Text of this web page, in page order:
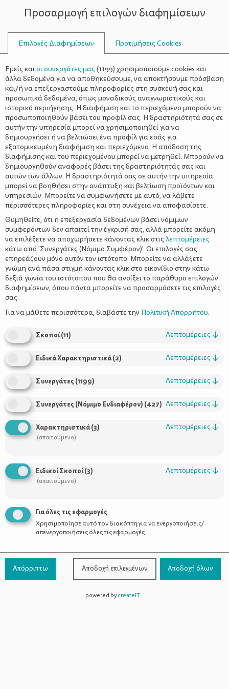
ΣΥΜΒΟΥΛΟΙ
ΑΝΤΙΒΊΩΣΗ
Γαστρεντερίτιδα: Μεταδοτική και
εξαντλητική.
Χρήσιμοι Σύνδεσμοι
Προϊόντα
Επικοινωνία
800-1199-800(από σταθερό,
χωρίς χρέωση)
Προσαρμογή επιλογών διαφημίσεων
Επιλογές Διαφημίσεων Προτιμήσεις Cookies
Εμείς καιοι συνεργάτες μας (1199) χρησιμοποιούμε cookies και
άλλα δεδομένα για να αποθηκεύσουμε, να αποκτήσουμε πρόσβαση
και/ή να επεξεργαστούμε πληροφορίες στη συσκευή σας και
προσωπικά δεδομένα, όπως μοναδικούς αναγνωριστικούς και
ιστορικό περιήγησης. Η διαφήμιση και το περιεχόμενο μπορούν να
προσωποποιηθούν βάσει του προφίλ σας. Η δραστηριότητά σας σε
αυτήν την υπηρεσία μπορεί να χρησιμοποιηθεί για να
δημιουργήσει ή να βελτιώσει ένα προφίλ για εσάς για
εξατομικευμένη διαφήμιση και περιεχόμενο. Η απόδοση της
διαφήμισης και του περιεχομένου μπορεί να μετρηθεί. Μπορούν να
δημιουργηθούν αναφορές βάσει της δραστηριότητάς σας και
αυτών των άλλων. Η δραστηριότητά σας σε αυτήν την υπηρεσία
μπορεί να βοηθήσει στην ανάπτυξη και βελτίωση προϊόντων και
υπηρεσιών. Μπορείτε να συμφωνήσετε με αυτό, να λάβετε
περισσότερες πληροφορίες και στη συνέχεια να αποφασίσετε.
Θυμηθείτε, ότι η επεξεργασία δεδομένων βάσει νόμιμων
συμφερόντων δεν απαιτεί την έγκρισή σας, αλλά μπορείτε ακόμη
να επιλέξετε να αποχωρήσετε κάνοντας κλικ στις λεπτομέρειες
κάτω από 'Συνεργάτες (Νόμιμο Συμφέρον)'. Οι επιλογές σας
επηρεάζουν μόνο αυτόν τον ιστότοπο. Μπορείτε να αλλάξετε
γνώμη ανά πάσα στιγμή κάνοντας κλικ στο εικονίδιο στην κάτω
δεξιά γωνία του ιστότοπου που θα ανοίξει το παράθυρο επιλογών
διαφημίσεων, όπου πάντα μπορείτε να προσαρμόσετε τις επιλογές
σας.
Για να μάθετε περισσότερα, διαβάστε την Πολιτική Απορρήτου.
Σκοποί(11) Λεπτομέρειες ↓
Ειδικά Χαρακτηριστικά(2) Λεπτομέρειες ↓
Συνεργάτες (1199) Λεπτομέρειες ↓
Συνεργάτες (Νόμιμο Ενδιαφέρον) (427) Λεπτομέρειες ↓
Χαρακτηριστικά(3)
(απαιτούμενο)
Λεπτομέρειες ↓
Ειδικοί Σκοποί(3)
(απαιτούμενο)
Λεπτομέρειες ↓
Για όλες τις εφαρμογές
Χρησιμοποίησε αυτό τον διακόπτη για να ενεργοποιήσεις/
απενεργοποιήσεις όλες τις εφαρμογές.
Απόρριπτω Αποδοχή επιλεγμένων Αποδοχή όλων
powered bycreateIT